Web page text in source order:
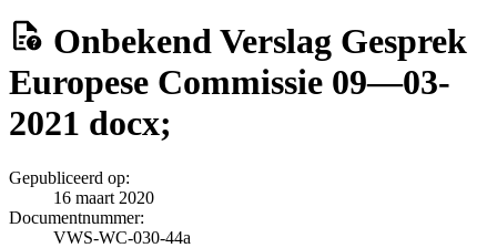
OnbekendVerslag Gesprek
Europese Commissie 09—03-
2021 docx;
Gepubliceerd op:
16 maart 2020
Documentnummer:
VWS-WC-030-44a